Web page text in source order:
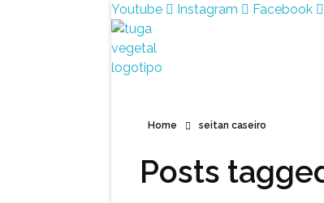
Youtube Instagram Facebook
Home seitan caseiro
Posts